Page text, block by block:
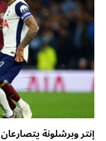
إنتر وبرشلونة